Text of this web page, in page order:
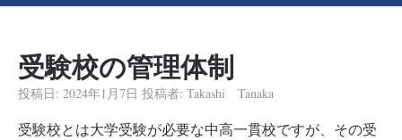
受験校の管理体制
投稿日: 2024年1月7日 投稿者: Takashi Tanaka
受験校とは大学受験が必要な中高一貫校ですが、その受